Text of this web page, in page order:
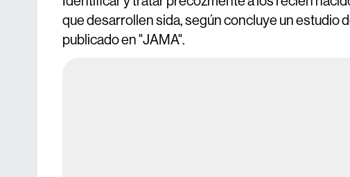
que desarrollen sida, según concluye un estudio
publicado en "JAMA".